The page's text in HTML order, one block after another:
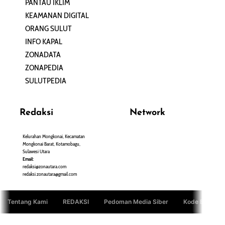
PANTAU IKLIM
KEAMANAN DIGITAL
ORANG SULUT
INFO KAPAL
ZONADATA
ZONAPEDIA
SULUTPEDIA
Redaksi
Kelurahan Mongkonai, Kecamatan
Mongkonai Barat, Kotamobagu,
Sulawesi Utara
Email:
redaksi@zonautara.com
redaksi.zonautara@gmail.com
Network
Tentang Kami REDAKSI Pedoman Media Siber Kode Etik